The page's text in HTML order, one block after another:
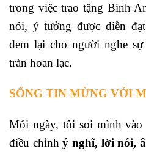
trong việc trao tặng Bình
nói, ý tưởng được diễn
đem lại cho người nghe
tràn hoan lạc.
SỐNG TIN MỪNG VỚI
Mỗi ngày, tôi soi mình vào
điều chỉnhý nghĩ, lời nói,